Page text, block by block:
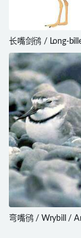
长嘴剑鸻 / Long-
Charadrius placidus
弯嘴鸻 / Wrybill /